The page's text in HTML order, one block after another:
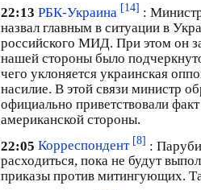
22:13 РБК-Украина [14] :
назвал главным в ситуации в
российского МИД. При этом он
нашей стороны было
чего уклоняется украинская
насилие. В этой связи министр
официально приветствовали
американской стороны.
22:05 Корреспондент [8] :
расходиться, пока не будут
приказы против митингующих.